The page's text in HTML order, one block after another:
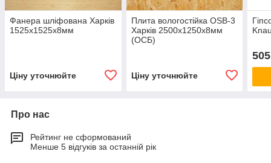
Фанера шліфована Харків
1525х1525х8мм
Ціну уточнюйте
Плита вологостійка OSB-3
Харків 2500х1250х8мм
(ОСБ)
Ціну уточнюйте
505
Про нас
Рейтинг не сформований
Менше 5 відгуків за останній рік